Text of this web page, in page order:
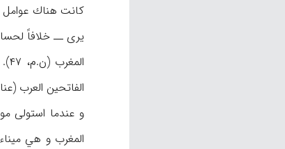
يرى ــ خلافاً
الفاتحين العرب (عنان، ۱/۲۲) و أخيراً، مرور أكثر من نصف قرن على أولى تجارب المسلمين البحرية (مثلاً ظ:
المغرب و هي